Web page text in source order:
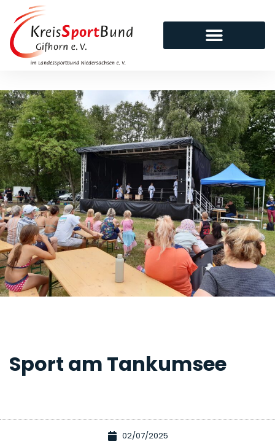
Sport am Tankumsee
02/07/2025